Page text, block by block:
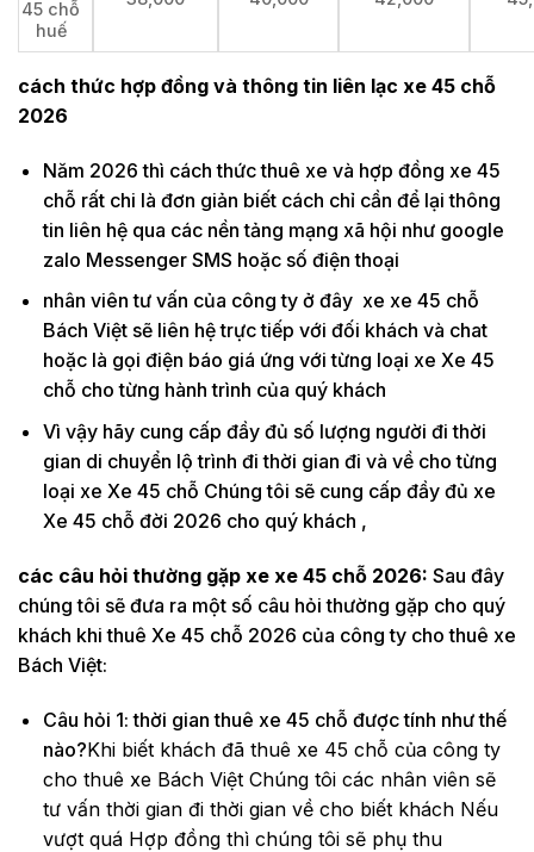
45 chỗ
huế
cách thức hợp đồng và thông tin liên lạc xe 45 chỗ
2026
Năm 2026 thì cách thức thuê xe và hợp đồng xe 45
chỗ rất chi là đơn giản biết cách chỉ cần để lại thông
tin liên hệ qua các nền tảng mạng xã hội như google
zalo Messenger SMS hoặc số điện thoại
nhân viên tư vấn của công ty ở đây xe xe 45 chỗ
Bách Việt sẽ liên hệ trực tiếp với đối khách và chat
hoặc là gọi điện báo giá ứng với từng loại xe Xe 45
chỗ cho từng hành trình của quý khách
Vì vậy hãy cung cấp đầy đủ số lượng người đi thời
gian di chuyển lộ trình đi thời gian đi và về cho từng
loại xe Xe 45 chỗ Chúng tôi sẽ cung cấp đầy đủ xe
Xe 45 chỗ đời 2026 cho quý khách ,
các câu hỏi thường gặp xe xe 45 chỗ 2026: Sau đây
chúng tôi sẽ đưa ra một số câu hỏi thường gặp cho quý
khách khi thuê Xe 45 chỗ 2026 của công ty cho thuê xe
Bách Việt:
Câu hỏi 1: thời gian thuê xe 45 chỗ được tính như thế
nào?Khi biết khách đã thuê xe 45 chỗ của công ty
cho thuê xe Bách Việt Chúng tôi các nhân viên sẽ
tư vấn thời gian đi thời gian về cho biết khách Nếu
vượt quá Hợp đồng thì chúng tôi sẽ phụ thu